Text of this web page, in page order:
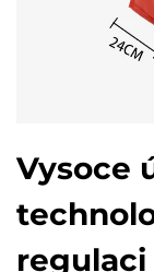
Vysoce